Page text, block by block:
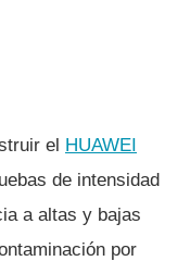
el HUAWEI
de intensidad
a altas y bajas
por